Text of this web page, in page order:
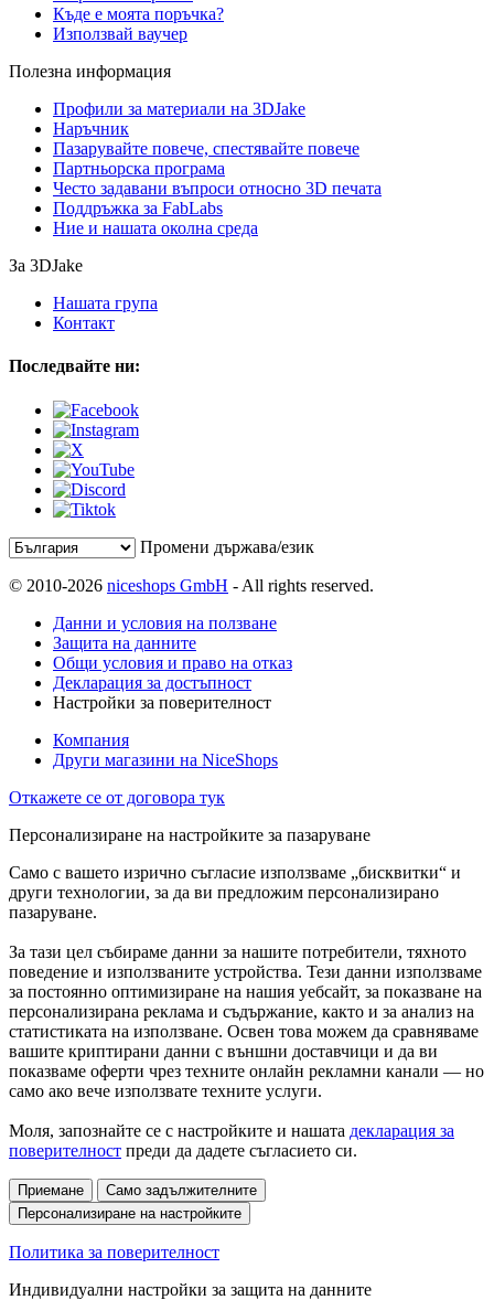
Къде е моята поръчка?
Използвай ваучер
Полезна информация
Профили за материали на 3DJake
Наръчник
Пазарувайте повече, спестявайте повече
Партньорска програма
Често задавани въпроси относно 3D печата
Поддръжка за FabLabs
Ние и нашата околна среда
За 3DJake
Нашата група
Контакт
Последвайте ни:
Промени държава/език
© 2010-2026 niceshops GmbH - All rights reserved.
Данни и условия на ползване
Защита на данните
Общи условия и право на отказ
Декларация за достъпност
Настройки за поверителност
Компания
Други магазини на NiceShops
Откажете се от договора тук
Персонализиране на настройките за пазаруване
Само с вашето изрично съгласие използваме „бисквитки“ и
други технологии, за да ви предложим персонализирано
пазаруване.
За тази цел събираме данни за нашите потребители, тяхното
поведение и използваните устройства. Тези данни използваме
за постоянно оптимизиране на нашия уебсайт, за показване на
персонализирана реклама и съдържание, както и за анализ на
статистиката на използване. Освен това можем да сравняваме
вашите криптирани данни с външни доставчици и да ви
показваме оферти чрез техните онлайн рекламни канали — но
само ако вече използвате техните услуги.
Моля, запознайте се с настройките и нашата декларация за
поверителност преди да дадете съгласието си.
Приемане
Само задължителните
Персонализиране на настройките
Политика за поверителност
Индивидуални настройки за защита на данните